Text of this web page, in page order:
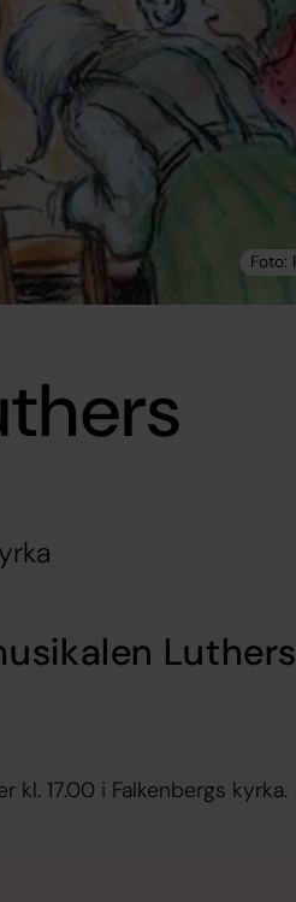
Luthers
17.00 i Falkenbergs kyrka.